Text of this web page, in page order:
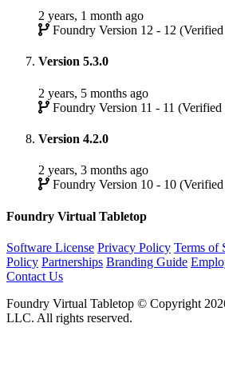
2 years, 1 month ago
Foundry Version 12 - 12
Version 5.3.0
2 years, 5 months ago
Foundry Version 11 - 11 (Verified
Version 4.2.0
2 years, 3 months ago
Foundry Version 10 - 10
Foundry Virtual Tabletop
Software License Privacy Policy Terms of
Policy Partnerships Branding Guide
Contact Us
Foundry Virtual Tabletop © Copyright
LLC. All rights reserved.